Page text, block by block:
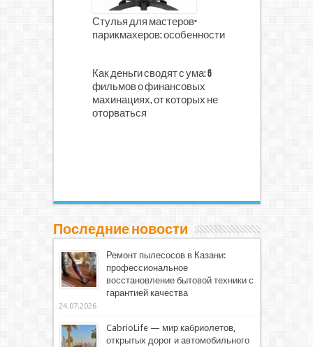
Стулья для мастеров-
парикмахеров: особенности
Как деньги сводят с ума: 6
фильмов о финансовых
махинациях, от которых не
оторваться
Последние новости
Ремонт пылесосов в Казани:
профессиональное
восстановление бытовой техники с
гарантией качества
24.07.2026
CabrioLife — мир кабриолетов,
открытых дорог и автомобильного